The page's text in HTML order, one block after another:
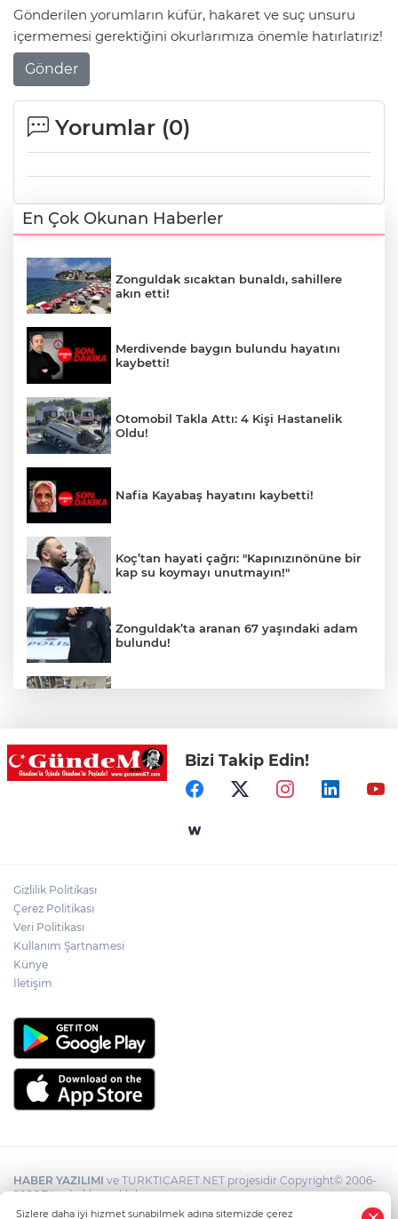
Gönderilen yorumların küfür, hakaret ve suç unsuru
içermemesi gerektiğini okurlarımıza önemle hatırlatırız!
Gönder
Yorumlar (0)
En Çok Okunan Haberler
Zonguldak sıcaktan bunaldı, sahillere
akın etti!
Merdivende baygın bulundu hayatını
kaybetti!
Otomobil Takla Attı: 4 Kişi Hastanelik
Oldu!
Nafia Kayabaş hayatını kaybetti!
Koç’tan hayati çağrı: "Kapınızınönüne bir
kap su koymayı unutmayın!"
Zonguldak’ta aranan 67 yaşındaki adam
bulundu!
Belediye duyurdu: Elektrikler 13 saat
kesilecek!
Bizi Takip Edin!
Gizlilik Politikası
Çerez Politikası
Veri Politikası
Kullanım Şartnamesi
Künye
İletişim
HABER YAZILIMI ve TURKTICARET.NET projesidir Copyright© 2006-
2026 Tüm hakları saklıdır.
Sizlere daha iyi hizmet sunabilmek adına sitemizde çerez